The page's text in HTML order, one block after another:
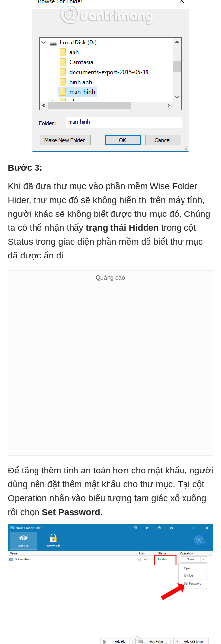
Bước 3:
Khi đã đưa thư mục vào phần mềm Wise Folder
Hider, thư mục đó sẽ không hiển thị trên máy tính,
người khác sẽ không biết được thư mục đó. Chúng
ta có thể nhận thấy trạng thái Hidden trong cột
Status trong giao diện phần mềm để biết thư mục
đã được ẩn đi.
Để tăng thêm tính an toàn hơn cho mật khẩu, người
dùng nên đặt thêm mật khẩu cho thư mục. Tại cột
Operation nhấn vào biểu tượng tam giác xổ xuống
rồi chọn Set Password .